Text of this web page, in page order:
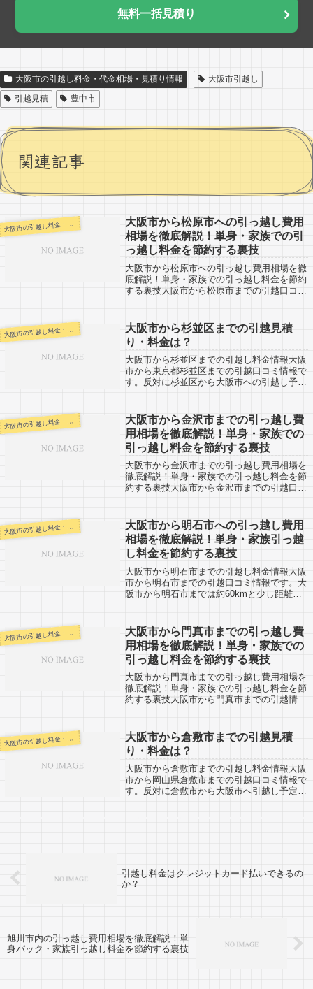
無料一括見積り
大阪市の引越し料金・代金相場・見積り情報
大阪市引越し
引越見積
豊中市
関連記事
大
大阪市から松原市への引っ越し費用
相場を徹底解説！単身・家族での引
っ越し料金を節約する裏技
大阪市から松原市への引っ越し費用相場を徹
底解説！単身・家族での引っ越し料金を節約
する裏技大阪市から松原市までの引越口コミ
近くなので引越し代金も安い会社が多いと
思...
大
大阪市から杉並区までの引越見積
り・料金は？
大阪市から杉並区までの引越し料金情報大阪
市から東京都杉並区までの引越口コミ情報で
す。反対に杉並区から大阪市への引越し予定
中野区、世田谷区、西東京市なども近い...
大 阪市の引越し料金・代金相場・見積り情報
大阪市から金沢市までの引っ越し費
用相場を徹底解説！単身・家族での
引っ越し料金を節約する裏技
大阪市から金沢市までの引っ越し費用相場を
徹底解説！単身・家族での引っ越し料金を節
約する裏技大阪市から金沢市までの引越口コ
市までは約300km。野々市市（ののいち...
大 阪市の引越し料金・代金相場・見積り情報
大阪市から明石市への引っ越し費用
相場を徹底解説！単身・家族引っ越
し料金を節約する裏技
大阪市から明石市までの引越し料金情報大阪
市から明石市までの引越口コミ情報です。大
阪市から明石市までは約60kmと少し距離が
ら見積りをもらうのをオススメします。１...
大
大阪市から門真市までの引っ越し費
用相場を徹底解説！単身・家族での
引っ越し料金を節約する裏技
大阪市から門真市までの引っ越し費用相場を
徹底解説！単身・家族での引っ越し料金を節
約する裏技大阪市から門真市までの引越情報
では約15km。近距離の引越しですので、...
大
大阪市から倉敷市までの引越見積
り・料金は？
大阪市から倉敷市までの引越し料金情報大阪
市から岡山県倉敷市までの引越口コミ情報で
す。反対に倉敷市から大阪市へ引越し予定の
引越し料金はクレジットカード払いできるの
か？
旭川市内の引っ越し費用相場を徹底解説！単
身パック・家族引っ越し料金を節約する裏技